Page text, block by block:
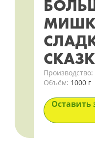
Производство:
Объём: 1000 г
Оставить